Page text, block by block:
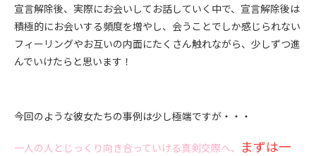
宣言解除後、実際にお会いしてお話していく中で、宣言解除後は
積極的にお会いする頻度を増やし、会うことでしか感じられない
フィーリングやお互いの内面にたくさん触れながら、少しずつ進
んでいけたらと思います！
今回のような彼女たちの事例は少し極端ですが・・・
一人の人とじっくり向き合っていける真剣交際へ、 まずは一